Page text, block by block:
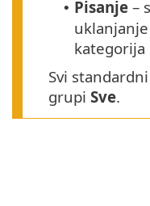
• Pisanje –
kategorija
Svi
grupi Sve.